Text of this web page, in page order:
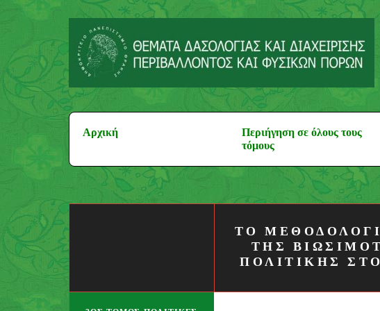
Μεταπηδήστε
περιεχόμενο
Αρχική
Περιήγηση σε όλους τους
τόμους
ΤΟ
ΤΗΣ
ΠΟΛΙΤΙΚΗΣ